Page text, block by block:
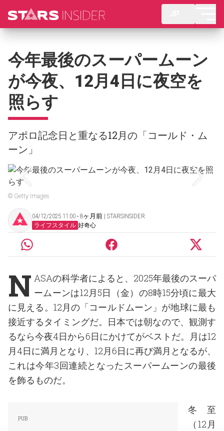
今年最後のスーパームーン
が今夜、12月4日に夜空を
照らす
アポロ記念日と重なる12月の「コールド・ム
ーン」
© Getty Images
04/12/2025 11:00 ‧ 8ヶ月前 | STARSINSIDER
ライフスタイル 好奇心
N ASAの科学者によると、2025年最後のスーパ
ームーンは12月5日（金）の8時15分頃に最大
に見える。12月の「コールドムーン」が地球に最も
接近するタイミングだ。日本では朝なので、観測す
るなら今夜4日から6日にかけてがベストだ。月は12
月4日に満月となり、12月6日に再び満月となるが、
これは今年3回連続となったスーパームーンの最後
を飾るものだ。
冬至
（12月